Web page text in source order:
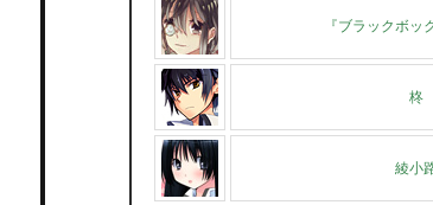
『ブラックボ
柊
綾小